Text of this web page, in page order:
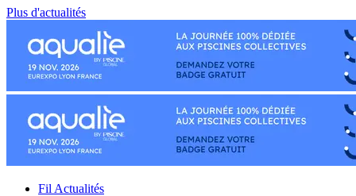
Plus d'actualités
Fil Actualités